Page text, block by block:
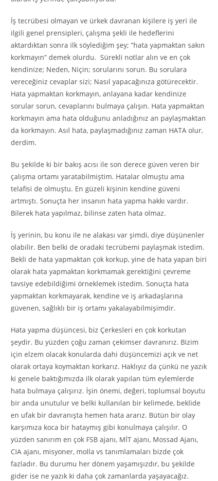
İş tecrübesi olmayan ve ürkek davranan kişilere iş yeri ile
ilgili genel prensipleri, çalışma şekli ile hedeflerini
aktardıktan sonra ilk söylediğim şey; ”hata yapmaktan sakın
korkmayın” demek olurdu. Sürekli notlar alın ve en çok
kendinize; Neden, Niçin; sorularını sorun. Bu sorulara
vereceğiniz cevaplar sizi; Nasıl yapacağınıza götürecektir.
Hata yapmaktan korkmayın, anlayana kadar kendinize
sorular sorun, cevaplarını bulmaya çalışın. Hata yapmaktan
korkmayın ama hata olduğunu anladığınız an paylaşmaktan
da korkmayın. Asıl hata, paylaşmadığınız zaman HATA olur,
derdim.
Bu şekilde ki bir bakış acısı ile son derece güven veren bir
çalışma ortamı yaratabilmiştim. Hatalar olmuştu ama
telafisi de olmuştu. En güzeli kişinin kendine güveni
artmıştı. Sonuçta her insanın hata yapma hakkı vardır.
Bilerek hata yapılmaz, bilinse zaten hata olmaz.
İş yerinin, bu konu ile ne alakası var şimdi, diye düşünenler
olabilir. Ben belki de oradaki tecrübemi paylaşmak istedim.
Bekli de hata yapmaktan çok korkup, yine de hata yapan biri
olarak hata yapmaktan korkmamak gerektiğini çevreme
tavsiye edebildiğimi örneklemek istedim. Sonuçta hata
yapmaktan korkmayarak, kendine ve iş arkadaşlarına
güvenen, sağlıklı bir iş ortamı yakalayabilmişimdir.
Hata yapma düşüncesi, biz Çerkesleri en çok korkutan
şeydir. Bu yüzden çoğu zaman çekimser davranırız. Bizim
için elzem olacak konularda dahi düşüncemizi açık ve net
olarak ortaya koymaktan korkarız. Haklıyız da çünkü ne yazık
ki genele baktığımızda ilk olarak yapılan tüm eylemlerde
hata bulmaya çalışırız. İşin önemi, değeri, toplumsal boyutu
bir anda unutulur ve belki kullanılan bir kelimede, beklide
en ufak bir davranışta hemen hata ararız. Bütün bir olay
karşımıza koca bir hataymış gibi konulmaya çalışılır. O
yüzden sanırım en çok FSB ajanı, MİT ajanı, Mossad Ajanı,
CIA ajanı, misyoner, molla vs tanımlamaları bizde çok
fazladır. Bu durumu her dönem yaşamışızdır, bu şekilde
gider ise ne yazık ki daha çok zamanlarda yaşayacağız.